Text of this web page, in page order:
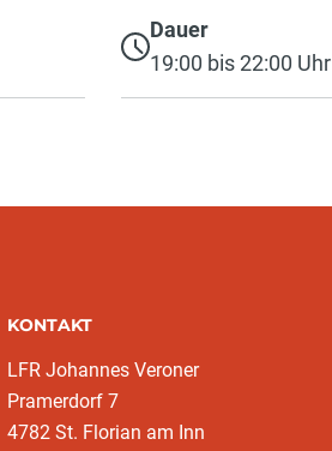
Dauer
19:00 bis 22:00 Uhr
KONTAKT
LFR Johannes Veroner
Pramerdorf 7
4782 St. Florian am Inn